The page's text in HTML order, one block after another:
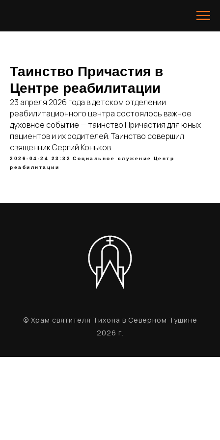
Таинство Причастия в
Центре реабилитации
23 апреля 2026 года в детском отделении
реабилитационного центра состоялось важное
духовное событие — таинство Причастия для юных
пациентов и их родителей. Таинство совершил
священник Сергий Коньков.
2026-04-24 23:32 Социальное служение
Центр
реабилитации
© Храм святителя Тихона в Северном Тушине
2026 г.